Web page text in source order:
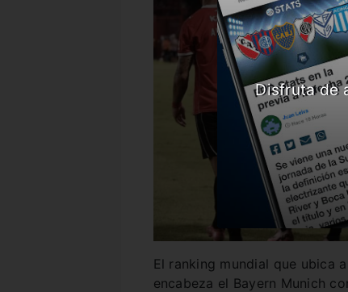
El ranking mundial que ubica
encabeza el Bayern Munich
Disfruta de